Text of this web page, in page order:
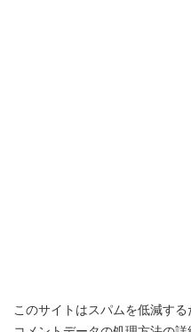
このサイトはスパムを低減す